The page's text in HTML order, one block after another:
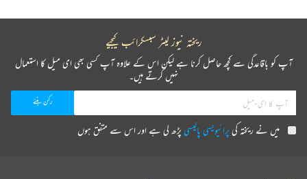
ریختہ نیوز لیٹر سبسکرائب کیجیے
آپ کو باقاعدگی سے کچھ حاصل کرنا ہے لیکن اس کے علاوہ آپ کسی بھی ای میل کا استعمال
نہیں کرتے ہیں۔
میں نے ریختہ کیپرائیویسی پالیسیپڑھ لی ہے اور اس سے متفق ہوں